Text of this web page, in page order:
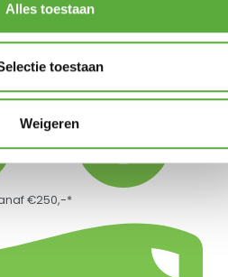
Alles toestaan
toestaan
Weigeren
€250,-*